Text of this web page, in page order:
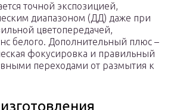
точной экспозицией,
диапазоном (ДД) даже при
цветопередачей,
белого. Дополнительный плюс –
фокусировка и правильный
переходами от размытия к